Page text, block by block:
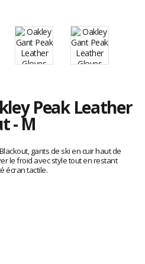
Peak Leather
- M
gants de ski en cuir haut de
le froid avec style tout en restant
écran tactile.